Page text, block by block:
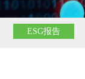
ESG报告